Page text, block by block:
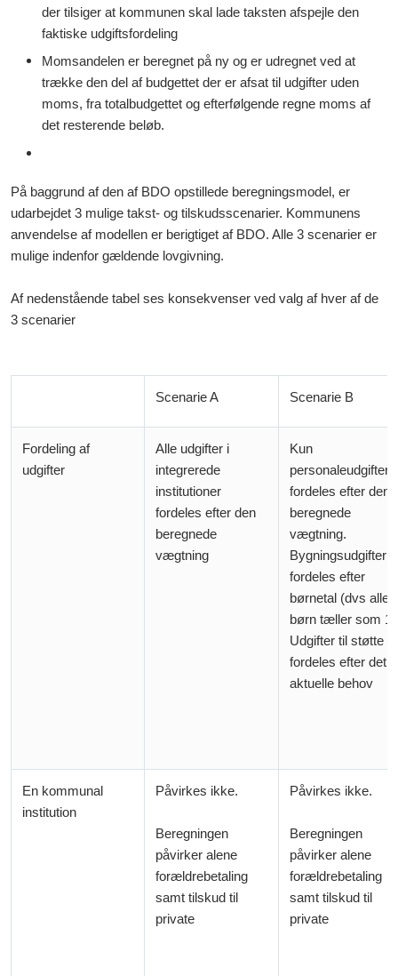
der tilsiger at kommunen skal lade taksten afspejle den
faktiske udgiftsfordeling
Momsandelen er beregnet på ny og er udregnet ved at
trække den del af budgettet der er afsat til udgifter uden
moms, fra totalbudgettet og efterfølgende regne moms af
det resterende beløb.
På baggrund af den af BDO opstillede beregningsmodel, er
udarbejdet 3 mulige takst- og tilskudsscenarier. Kommunens
anvendelse af modellen er berigtiget af BDO. Alle 3 scenarier er
mulige indenfor gældende lovgivning.
Af nedenstående tabel ses konsekvenser ved valg af hver af de
3 scenarier
Scenarie A Scenarie B
Fordeling af
udgifter
Alle udgifter i
integrerede
institutioner
fordeles efter den
beregnede
vægtning
Kun
personaleudgifter
fordeles efter den
beregnede
vægtning.
Bygningsudgifter
fordeles efter
børnetal (dvs alle
børn tæller som 1)
Udgifter til støtte
fordeles efter det
aktuelle behov
En kommunal
institution
Påvirkes ikke.
Beregningen
påvirker alene
forældrebetaling
samt tilskud til
private
Påvirkes ikke.
Beregningen
påvirker alene
forældrebetaling
samt tilskud til
private